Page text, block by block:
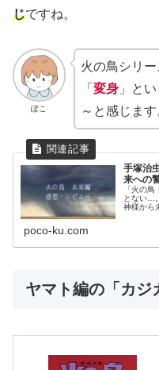
じですね。
ぽこ
火の鳥シリ
「 変身」と
～と感じます
手塚治
来への
「火の
とない…
神様から
poco-ku.com
ヤマト編の「カジ